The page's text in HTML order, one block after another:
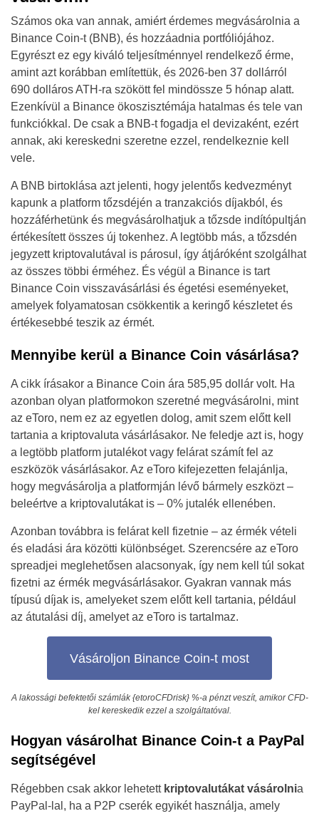
Számos oka van annak, amiért érdemes megvásárolnia a
Binance Coin-t (BNB), és hozzáadnia portfóliójához.
Egyrészt ez egy kiváló teljesítménnyel rendelkező érme,
amint azt korábban említettük, és 2026-ben 37 dollárról
690 dolláros ATH-ra szökött fel mindössze 5 hónap alatt.
Ezenkívül a Binance ökoszisztémája hatalmas és tele van
funkciókkal. De csak a BNB-t fogadja el devizaként, ezért
annak, aki kereskedni szeretne ezzel, rendelkeznie kell
vele.
A BNB birtoklása azt jelenti, hogy jelentős kedvezményt
kapunk a platform tőzsdéjén a tranzakciós díjakból, és
hozzáférhetünk és megvásárolhatjuk a tőzsde indítópultján
értékesített összes új tokenhez. A legtöbb más, a tőzsdén
jegyzett kriptovalutával is párosul, így átjáróként szolgálhat
az összes többi érméhez. És végül a Binance is tart
Binance Coin visszavásárlási és égetési eseményeket,
amelyek folyamatosan csökkentik a keringő készletet és
értékesebbé teszik az érmét.
Mennyibe kerül a Binance Coin vásárlása?
A cikk írásakor a Binance Coin ára 585,95 dollár volt. Ha
azonban olyan platformokon szeretné megvásárolni, mint
az eToro, nem ez az egyetlen dolog, amit szem előtt kell
tartania a kriptovaluta vásárlásakor. Ne feledje azt is, hogy
a legtöbb platform jutalékot vagy felárat számít fel az
eszközök vásárlásakor. Az eToro kifejezetten felajánlja,
hogy megvásárolja a platformján lévő bármely eszközt –
beleértve a kriptovalutákat is – 0% jutalék ellenében.
Azonban továbbra is felárat kell fizetnie – az érmék vételi
és eladási ára közötti különbséget. Szerencsére az eToro
spreadjei meglehetősen alacsonyak, így nem kell túl sokat
fizetni az érmék megvásárlásakor. Gyakran vannak más
típusú díjak is, amelyeket szem előtt kell tartania, például
az átutalási díj, amelyet az eToro is tartalmaz.
Vásároljon Binance Coin-t most
A lakossági befektetői számlák {etoroCFDrisk} %-a pénzt veszít, amikor CFD-
kel kereskedik ezzel a szolgáltatóval.
Hogyan vásárolhat Binance Coin-t a PayPal
segítségével
Régebben csak akkor lehetett kriptovalutákat vásárolnia
PayPal-lal, ha a P2P cserék egyikét használja, amely